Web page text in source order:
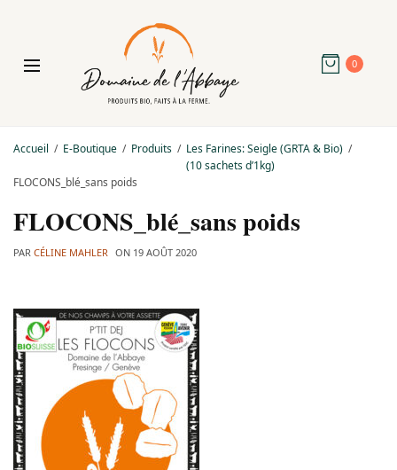
0
Accueil E-Boutique Produits
Les Farines: Seigle (GRTA & Bio)
(10 sachets d’1kg)
FLOCONS_blé_sans poids
FLOCONS_blé_sans poids
PAR CÉLINE MAHLER ON 19 AOÛT 2020